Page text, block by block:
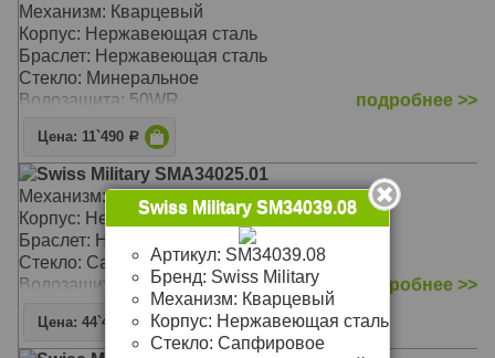
Механизм: Кварцевый
Корпус: Нержавеющая сталь
Браслет: Нержавеющая сталь
Стекло: Минеральное
Водозащита: 50WR
подробнее >>
Цена: 11`490 Р
Swiss Military SMA34025.01
Механизм: Механика с автоподзаводом
Корпус: Нержавеющая сталь
Браслет: Нержавеющая сталь
Стекло: Сапфировое
Водозащита: 100WR
подробнее >>
Цена: 44`490 Р
Swiss Military SM34039.08
Артикул: SM34039.08
Бренд: Swiss Military
Механизм: Кварцевый
Корпус: Нержавеющая сталь
Стекло: Сапфировое